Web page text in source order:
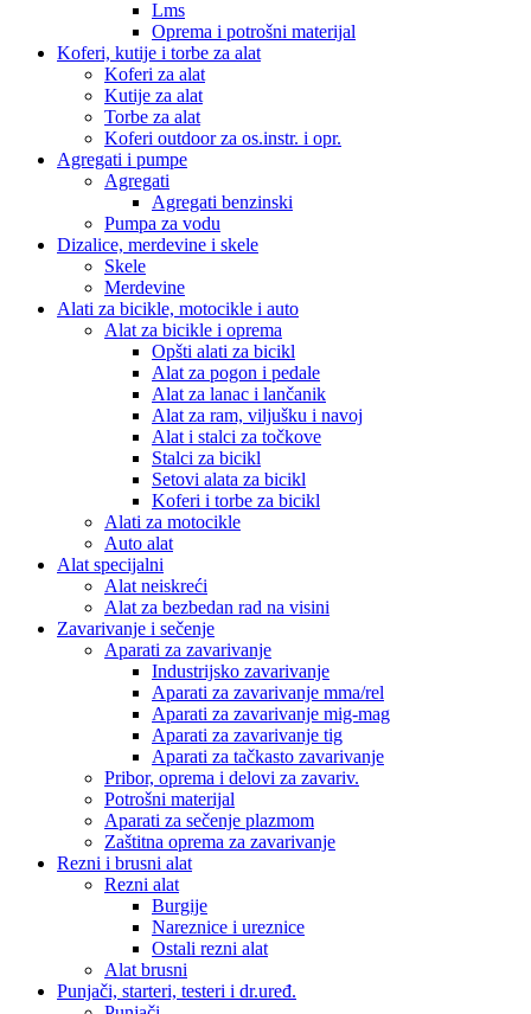
Lms
Oprema i potrošni materijal
Koferi, kutije i torbe za alat
Koferi za alat
Kutije za alat
Torbe za alat
Koferi outdoor za os.instr. i opr.
Agregati i pumpe
Agregati
Agregati benzinski
Pumpa za vodu
Dizalice, merdevine i skele
Skele
Merdevine
Alati za bicikle, motocikle i auto
Alat za bicikle i oprema
Opšti alati za bicikl
Alat za pogon i pedale
Alat za lanac i lančanik
Alat za ram, viljušku i navoj
Alat i stalci za točkove
Stalci za bicikl
Setovi alata za bicikl
Koferi i torbe za bicikl
Alati za motocikle
Auto alat
Alat specijalni
Alat neiskreći
Alat za bezbedan rad na visini
Zavarivanje i sečenje
Aparati za zavarivanje
Industrijsko zavarivanje
Aparati za zavarivanje mma/rel
Aparati za zavarivanje mig-mag
Aparati za zavarivanje tig
Aparati za tačkasto zavarivanje
Pribor, oprema i delovi za zavariv.
Potrošni materijal
Aparati za sečenje plazmom
Zaštitna oprema za zavarivanje
Rezni i brusni alat
Rezni alat
Burgije
Nareznice i ureznice
Ostali rezni alat
Alat brusni
Punjači, starteri, testeri i dr.uređ.